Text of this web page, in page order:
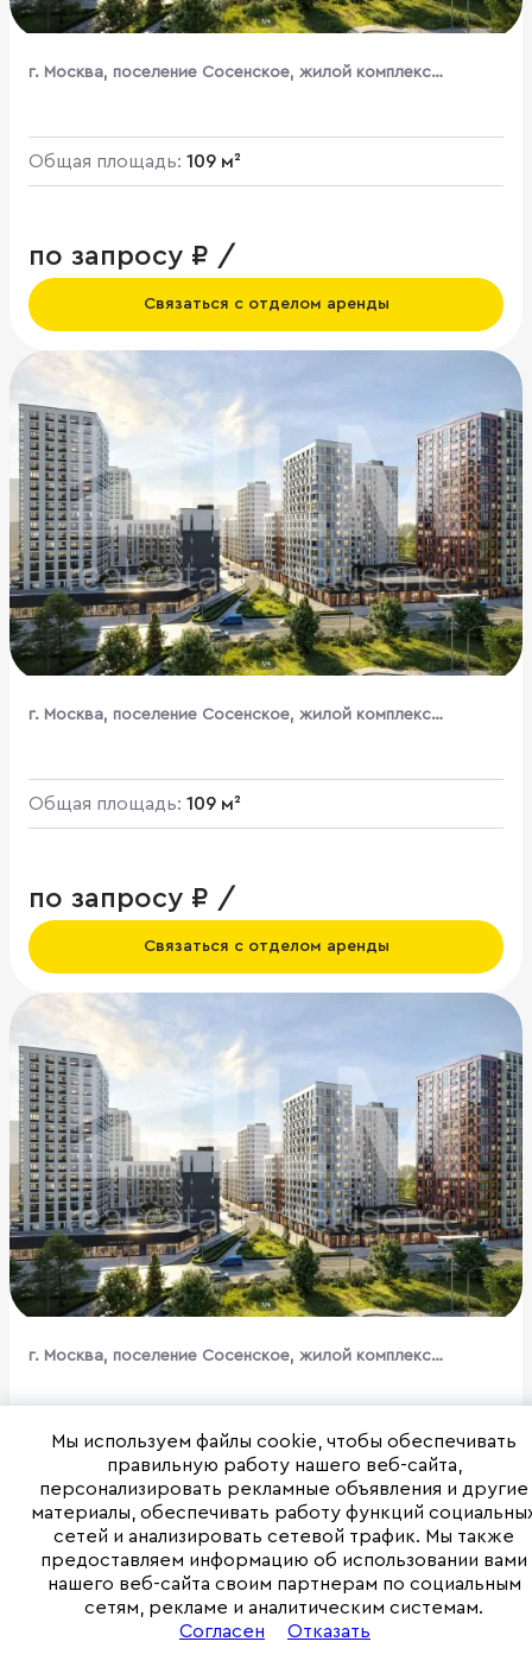
г. Москва, поселение Сосенское, жилой комплекс
Общая площадь: 109 м²
по запросу ₽ /
Связаться с отделом аренды
г. Москва, поселение Сосенское, жилой комплекс
Общая площадь: 109 м²
по запросу ₽ /
Связаться с отделом аренды
г. Москва, поселение Сосенское, жилой комплекс
Общая площадь:93 м²
по запросу ₽ /
Связаться с отделом аренды
Мы используем файлы cookie, чтобы обеспечивать
правильную работу нашего веб-сайта,
персонализировать рекламные объявления и другие
материалы, обеспечивать работу функций
сетей и анализировать сетевой трафик. Мы также
предоставляем информацию об использовании вами
нашего веб-сайта своим партнерам по социальным
сетям, рекламе и аналитическим системам.
Согласен
Отказать